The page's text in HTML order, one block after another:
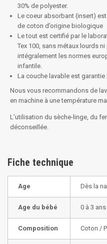
30% de polyester.
Le coeur absorbant (insert)
de coton d’origine biologique
Le tout est certifié par le
Tex 100, sans métaux lourds
intégralement les normes
infantile.
La couche lavable est
Nous vous recommandons de
en machine à une température
L’utilisation du sèche-linge, du
déconseillée.
Fiche technique
Age Dès la
Age du bébé 0 à 3 ans
Composition Coton /